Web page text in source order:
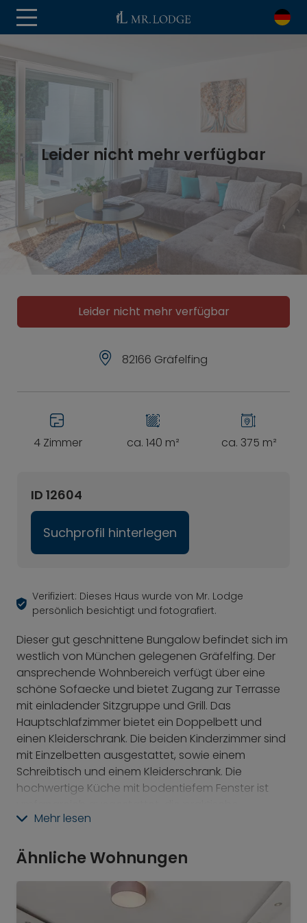
Leider nicht mehr verfügbar
Leider nicht mehr verfügbar
82166 Gräfelfing
4 Zimmer ca. 140 m² ca. 375 m²
ID 12604
Suchprofil hinterlegen
Verifiziert: Dieses Haus wurde von Mr. Lodge
persönlich besichtigt und fotografiert.
Dieser gut geschnittene Bungalow befindet sich im
westlich von München gelegenen Gräfelfing. Der
ansprechende Wohnbereich verfügt über eine
schöne Sofaecke und bietet Zugang zur Terrasse
mit einladender Sitzgruppe und Grill. Das
Hauptschlafzimmer bietet ein Doppelbett und
einen Kleiderschrank. Die beiden Kinderzimmer sind
mit Einzelbetten ausgestattet, sowie einem
Schreibtisch und einem Kleiderschrank. Die
hochwertige Küche mit bodentiefem Fenster ist
Durchreiche zum geschmackvollen Esszimmer ist
mit Glasabtrennung. Der Hobbyraum im Keller mit
einer eigenen Bar, lädt zu geselligen Feiern ein.
Darüber hinaus gibt es hier auch einen
Hauswirtschaftsraum.
Mehr lesen
Ähnliche Wohnungen